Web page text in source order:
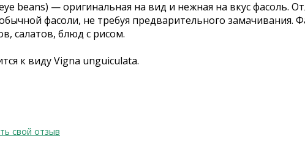
beans) — оригинальная на вид и нежная на вкус фасоль.
фасоли, не требуя предварительного замачивания.
салатов, блюд с рисом.
к виду Vigna unguiculata.
свой отзыв